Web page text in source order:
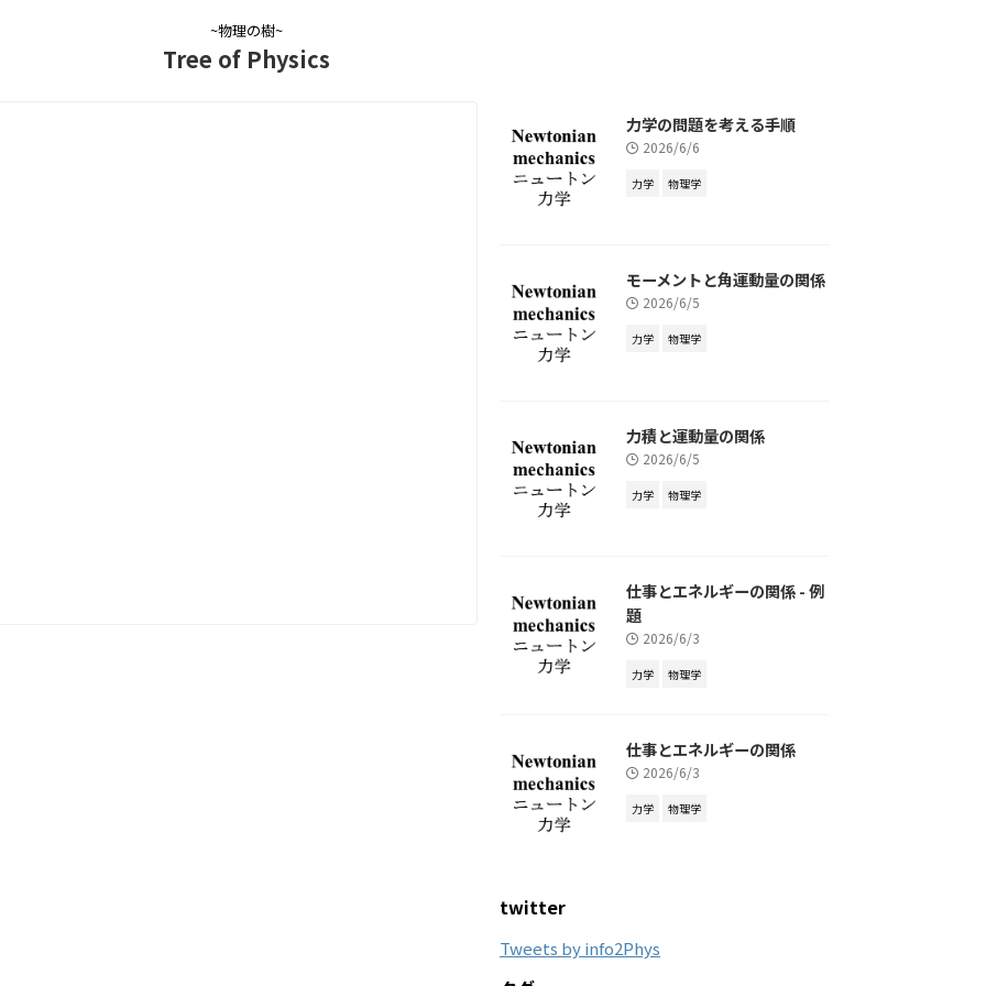
~物理の樹~
Tree of Physics
力学の問題を考える手順
2026/6/6
力学 物理学
モーメントと角運動量の関係
2026/6/5
力学 物理学
力積と運動量の関係
2026/6/5
力学 物理学
仕事とエネルギーの関係 - 例
題
2026/6/3
力学 物理学
仕事とエネルギーの関係
2026/6/3
力学 物理学
twitter
Tweets by info2Phys